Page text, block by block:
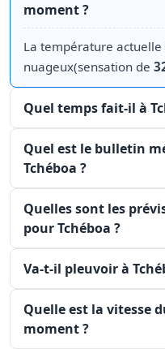
moment ?
La température actuelle
nuageux(sensation de
Quel temps fait-il à
Quel est le bulletin
Tchéboa ?
Quelles sont les
pour Tchéboa ?
Va-t-il pleuvoir à
Quelle est la vitesse
moment ?